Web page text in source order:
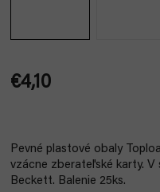
€4,10
Pevné plastové obaly
vzácne zberateľské karty.
Beckett. Balenie 25ks.